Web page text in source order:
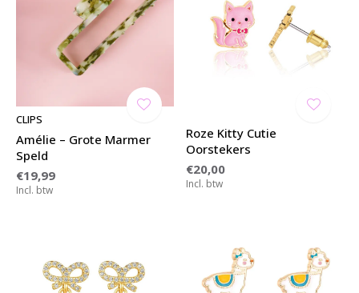
CLIPS
Amélie – Grote Marmer
Speld
€19,99
Incl. btw
Roze Kitty Cutie
Oorstekers
€20,00
Incl. btw